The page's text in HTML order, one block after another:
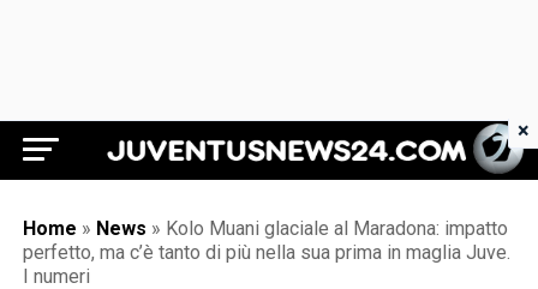
Juventus News 24
Home » News » Kolo Muani glaciale al Maradona: impatto
perfetto, ma c’è tanto di più nella sua prima in maglia Juve.
I numeri
×